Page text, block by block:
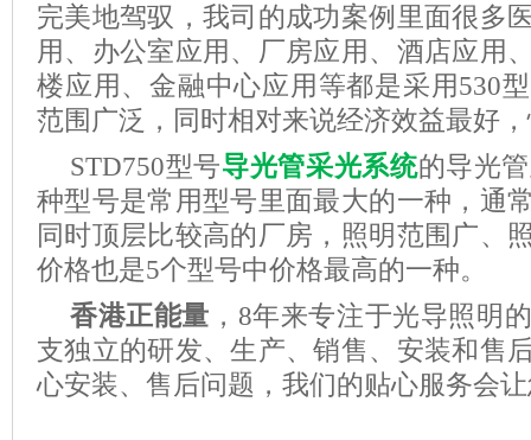
完美地驾驭，我司的成功案例里面很多
用、办公室应用、厂房应用、酒店应用
楼应用、金融中心应用等都是采用530
范围广泛，同时相对来说经济效益最好
STD750型号导光管采光系统的导光
种型号是常用型号里面最大的一种，通
同时顶层比较高的厂房，照明范围广、
价格也是5个型号中价格最高的一种。
香港正能量 ， 8年来专注于光导照明
支独立的研发、生产、销售、安装和售
心安装、售后问题，我们的贴心服务会